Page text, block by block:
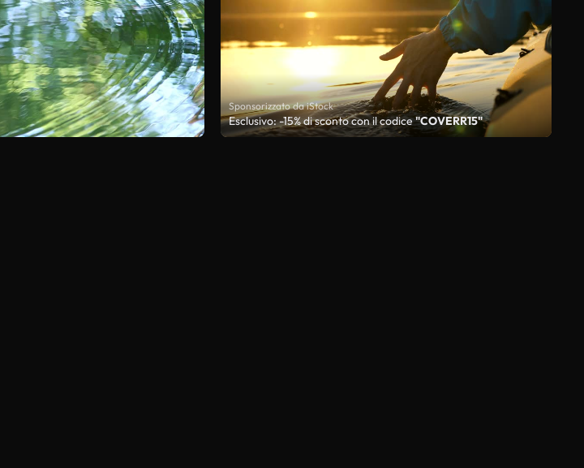
Sponsorizzato da iStock
Esclusivo: -15% di sconto con il codice"COVERR15"